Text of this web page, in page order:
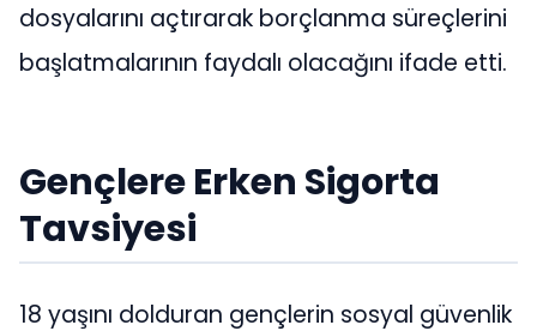
dosyalarını açtırarak borçlanma süreçlerini
başlatmalarının faydalı olacağını ifade etti.
Gençlere Erken Sigorta
Tavsiyesi
18 yaşını dolduran gençlerin sosyal güvenlik